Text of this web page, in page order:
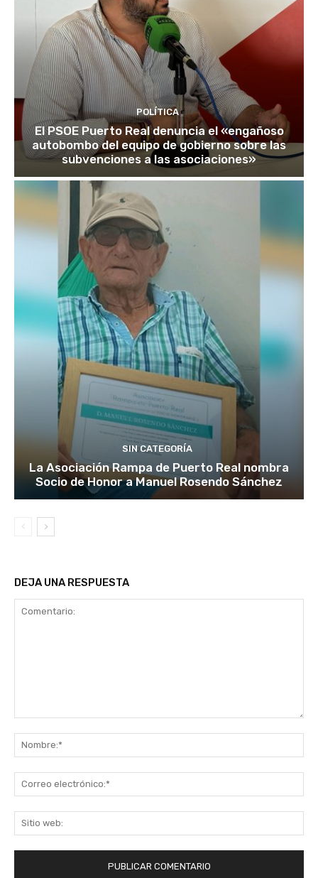
POLÍTICA
El PSOE Puerto Real denuncia el «engañoso
autobombo del equipo de gobierno sobre las
subvenciones a las asociaciones»
SIN CATEGORÍA
La Asociación Rampa de Puerto Real nombra
Socio de Honor a Manuel Rosendo Sánchez
DEJA UNA RESPUESTA